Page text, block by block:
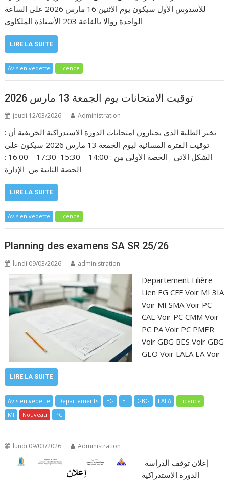
للأسدوس الأول سيكون يوم الإثنين 16 مارس 2026 على الساعة
الواحدة زوالا بالقاعة 203 الأستاذة الملكاوي
LIRE LA SUITE
Avis en vedette Licence
توقيت الامتحانات يوم الجمعة 13 مارس 2026
jeudi 12/03/2026 Administration
: نخبر الطلبة الذي يجتازون امتحانات الدورة الاستدراكية الخريفية أن
توقيت الفترة المسائية ليوم الجمعة 13 مارس 2026 سيكون على
الشكل الاتي الحصة الأولى من : 14:00 – 15:30 17:30 – 16:00 :
الحصة الثانية من الإدارة
LIRE LA SUITE
Avis en vedette Licence
Planning des examens SA SR 25/26
lundi 09/03/2026 administration
Departement Filière
Lien EG CFF Voir MI 3IA
Voir MI SMA Voir PC
CAE Voir PC CMM Voir
PC PA Voir PC PMER
Voir GBG BES Voir GBG
GEO Voir LALA EA Voir
LIRE LA SUITE
Avis en vedette Departements EG ET GBG LALA
Licence
MI
Nouveau PC
lundi 09/03/2026 Administration
إعلان توقف الدراسة-
الدورة الإستدراكية